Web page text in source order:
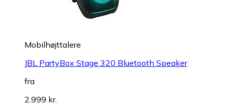
Mobilhøjttalere
JBL PartyBox Stage 320 Bluetooth Speaker
fra
2.999 kr.